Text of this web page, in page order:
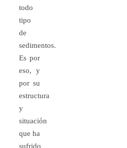
todo
tipo
de
sedimentos.
Es por
eso, y
por su
estructura
y
situación
que ha
sufrido